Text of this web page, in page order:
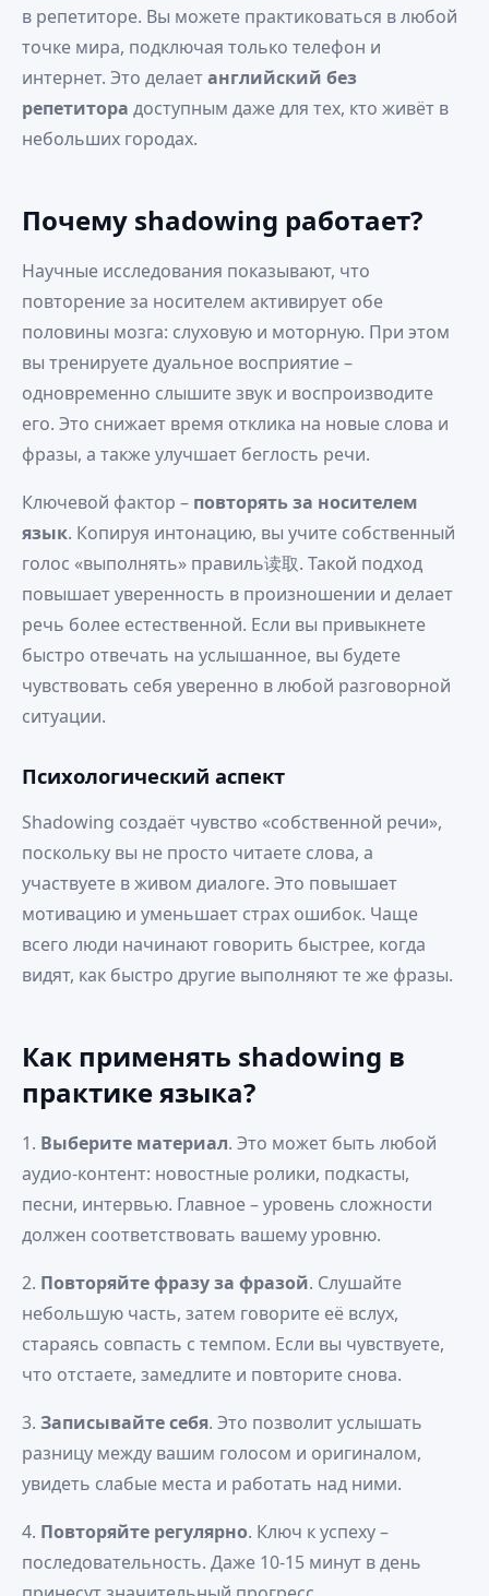
в репетиторе. Вы можете практиковаться в любой
точке мира, подключая только телефон и
интернет. Это делаетанглийский без
репетитора доступным даже для тех, кто живёт в
небольших городах.
Почему shadowing работает?
Научные исследования показывают, что
повторение за носителем активирует обе
половины мозга: слуховую и моторную. При этом
вы тренируете дуальное восприятие –
одновременно слышите звук и воспроизводите
его. Это снижает время отклика на новые слова и
фразы, а также улучшает беглость речи.
Ключевой фактор – повторять за носителем
язык. Копируя интонацию, вы учите собственный
голос «выполнять» правиль读取. Такой подход
повышает уверенность в произношении и делает
речь более естественной. Если вы привыкнете
быстро отвечать на услышанное, вы будете
чувствовать себя уверенно в любой разговорной
ситуации.
Психологический аспект
Shadowing создаёт чувство «собственной речи»,
поскольку вы не просто читаете слова, а
участвуете в живом диалоге. Это повышает
мотивацию и уменьшает страх ошибок. Чаще
всего люди начинают говорить быстрее, когда
видят, как быстро другие выполняют те же фразы.
Как применять shadowing в
практике языка?
1. Выберите материал. Это может быть любой
аудио‑контент: новостные ролики, подкасты,
песни, интервью. Главное – уровень сложности
должен соответствовать вашему уровню.
2. Повторяйте фразу за фразой. Слушайте
небольшую часть, затем говорите её вслух,
стараясь совпасть с темпом. Если вы чувствуете,
что отстаете, замедлите и повторите снова.
3. Записывайте себя. Это позволит услышать
разницу между вашим голосом и оригиналом,
увидеть слабые места и работать над ними.
4. Повторяйте регулярно. Ключ к успеху –
последовательность. Даже 10‑15 минут в день